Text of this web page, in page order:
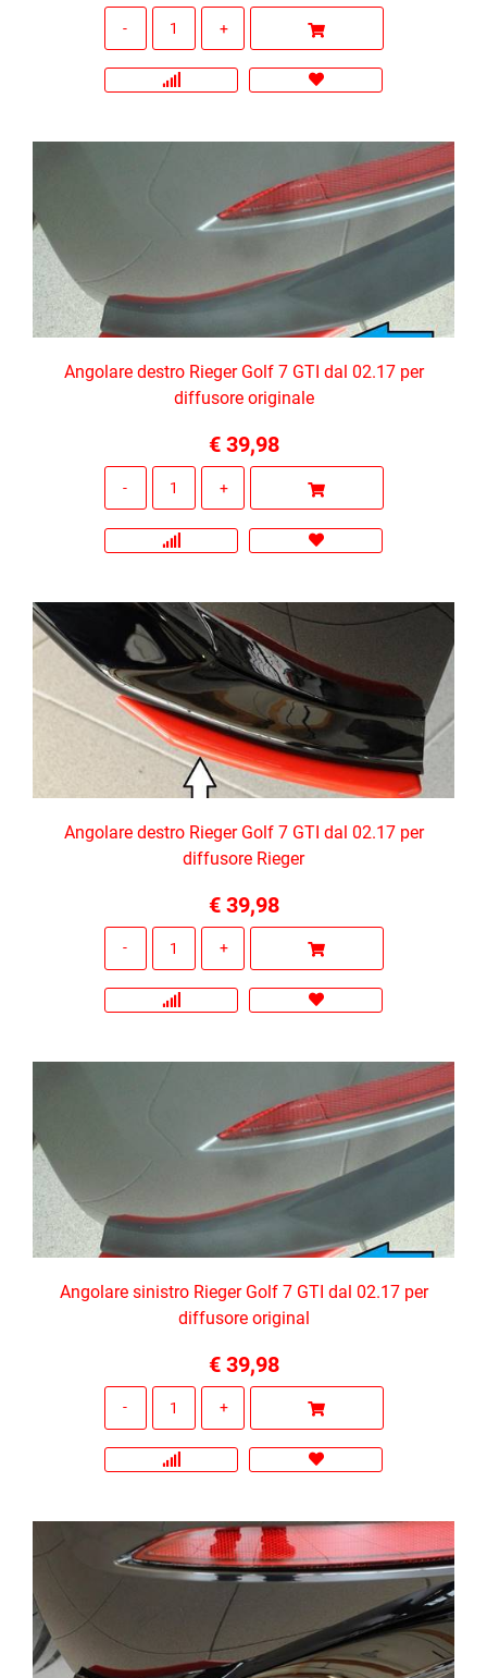
Angolare destro Rieger Golf 7 GTI dal 02.17 per
diffusore originale
€ 39,98
Angolare destro Rieger Golf 7 GTI dal 02.17 per
diffusore Rieger
€ 39,98
Angolare sinistro Rieger Golf 7 GTI dal 02.17 per
diffusore original
€ 39,98